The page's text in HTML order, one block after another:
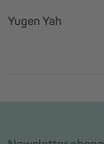
Yugen Yah